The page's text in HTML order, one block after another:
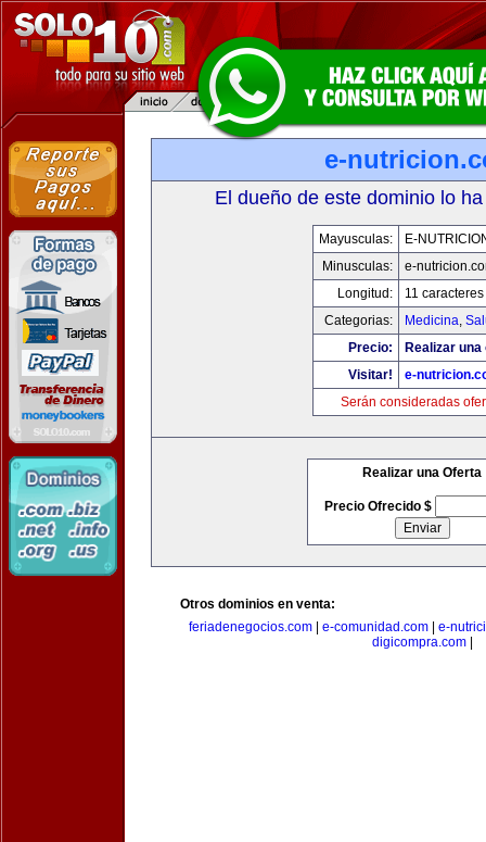
e-
El dueño de este dominio lo
Mayusculas:
E-
Minusculas:
e-
Longitud:
11 caracteres
Categorias:
Medicina,
Precio:
Realizar
Visitar!
e-
Serán consideradas
Realizar una Oferta
Precio Ofrecido $
Otros dominios en venta:
feriadenegocios.com| e-comunidad.com| e-
digicompra.com|